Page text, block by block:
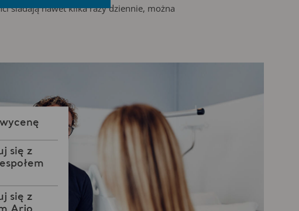
siadają nawet kilka razy dziennie, można
się z
się z